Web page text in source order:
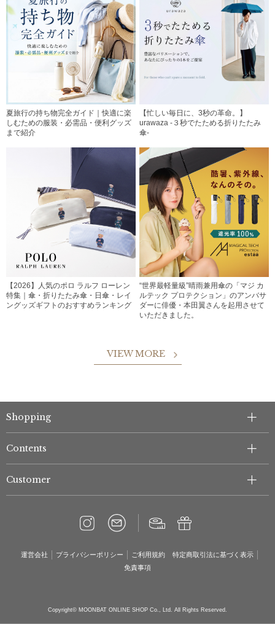
夏旅行の持ち物完全ガイド｜快適に楽
しむための服装・必需品・便利グッズ
まで紹介
【忙しい毎日に、3秒の革命。】
urawaza -３秒でたためる折りたたみ
傘-
【2026】人気のポロ ラルフ ローレン
特集｜傘・折りたたみ傘・日傘・レイ
ングッズギフトのおすすめランキング
“世界最軽量級”晴雨兼用傘の「マジ カ
ルテック プロテクション」のアンバサ
ダーに俳優・本田翼さんを起用させて
いただきました。
VIEW MORE
Shopping
Contents
Customer
運営会社 プライバシーポリシー ご利用規約
特定商取引法に基づく表示
免責事項
Copyright© MOONBAT ONLINE SHOP Co., Ltd. All Rights Reserved.